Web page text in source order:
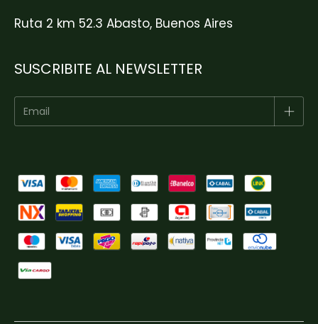
Ruta 2 km 52.3 Abasto, Buenos Aires
SUSCRIBITE AL NEWSLETTER